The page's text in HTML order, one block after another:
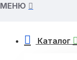
МЕНЮ
Каталог